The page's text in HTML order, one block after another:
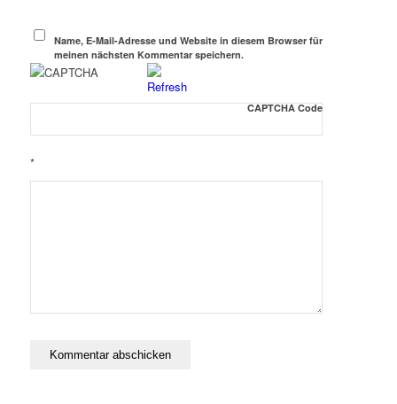
Name, E-Mail-Adresse und Website in diesem Browser für
meinen nächsten Kommentar speichern.
CAPTCHA Code
*